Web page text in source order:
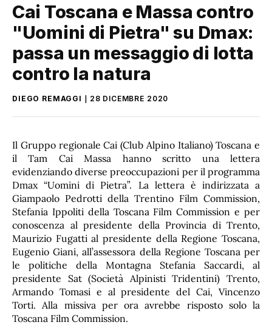
Cai Toscana e Massa contro
"Uomini di Pietra" su Dmax:
passa un messaggio di lotta
contro la natura
DIEGO REMAGGI 28 DICEMBRE 2020
Il Gruppo regionale Cai (Club Alpino Italiano) Toscana e
il Tam Cai Massa hanno scritto una lettera
evidenziando diverse preoccupazioni per il programma
Dmax “Uomini di Pietra”. La lettera è indirizzata a
Giampaolo Pedrotti della Trentino Film Commission,
Stefania Ippoliti della Toscana Film Commission e per
conoscenza al presidente della Provincia di Trento,
Maurizio Fugatti al presidente della Regione Toscana,
Eugenio Giani, all’assessora della Regione Toscana per
le politiche della Montagna Stefania Saccardi, al
presidente Sat (Società Alpinisti Tridentini) Trento,
Armando Tomasi e al presidente del Cai, Vincenzo
Torti. Alla missiva per ora avrebbe risposto solo la
Toscana Film Commission.